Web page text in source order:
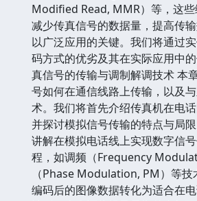
Modified Read, MMR）等，这
减少传真信号的数据量，提高传
以广泛应用的关键。我们将通过
码方式的优劣及其在实际应用中
真信号的传输与调制解调技术 本
号如何在通信线路上传输，以及
术。我们将首先介绍传真机在电
并探讨模拟信号传输的特点与局
讲解在模拟电话线上实现数字信
程，如调频（Frequency
（Phase Modulation, PM）等
编码后的图像数据转化为适合在